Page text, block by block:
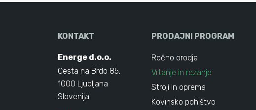
KONTAKT
Energe d.o.o.
Cesta na Brdo 85,
1000 Ljubljana
Slovenija
PRODAJNI PROGRAM
Ročno orodje
Vrtanje in rezanje
Stroji in oprema
Kovinsko pohištvo